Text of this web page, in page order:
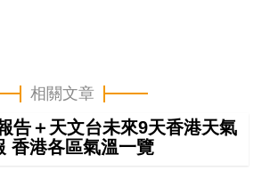
相關文章
告＋天文台未來9天香港天氣
香港各區氣溫一覽